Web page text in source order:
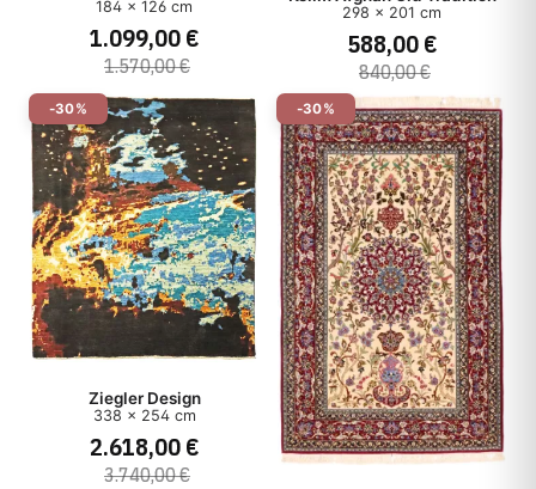
184 x 126 cm
1.099,00 €
1.570,00 €
298 x 201 cm
588,00 €
840,00 €
-30%
Ziegler Design
338 x 254 cm
2.618,00 €
3.740,00 €
-30%